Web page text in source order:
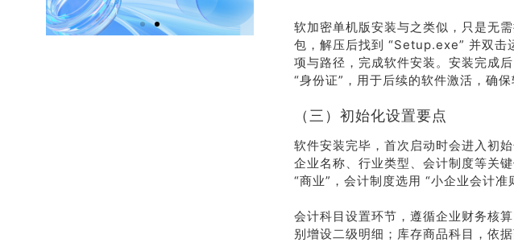
软加密单机版安装与之类似，只是无
包，解压后找到 “Setup.exe” 并双击
项与路径，完成软件安装。安装完成
“身份证”，用于后续的软件激活，确
（三）初始化设置要点
软件安装完毕，首次启动时会进入初
企业名称、行业类型、会计制度等关
“商业”，会计制度选用 “小企业会计
会计科目设置环节，遵循企业财务核
别增设二级明细；库存商品科目，依